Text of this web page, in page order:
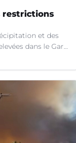
restrictions
et des
dans le Gard
hydrologique du